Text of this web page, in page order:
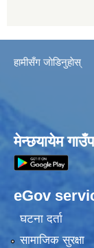
हामीसँग जाेडिनुहाेस्
मेन्छयायेम
eGov
घटना दर्ता
सामाजिक सुरक्षा